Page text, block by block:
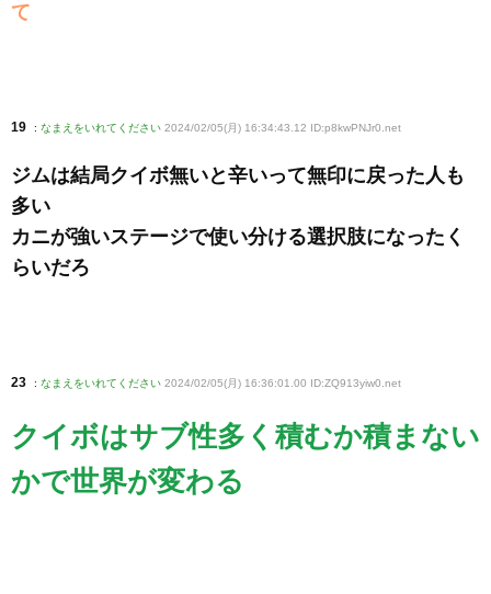
て
19 : なまえをいれてください 2024/02/05(月) 16:34:43.12 ID:p8kwPNJr0.net
ジムは結局クイボ無いと辛いって無印に戻った人も
多い
カニが強いステージで使い分ける選択肢になったく
らいだろ
23 : なまえをいれてください 2024/02/05(月) 16:36:01.00 ID:ZQ913yiw0 .net
クイボはサブ性多く積むか積まない
かで世界が変わる